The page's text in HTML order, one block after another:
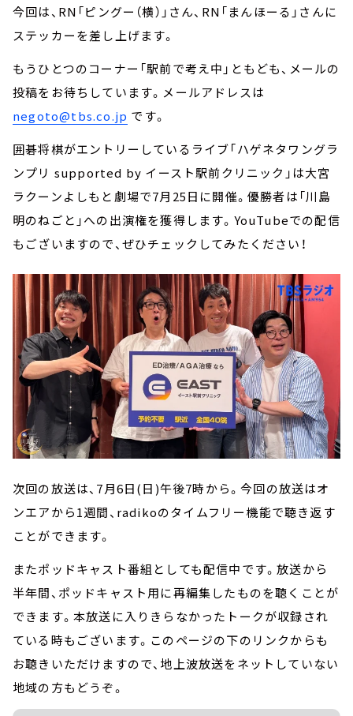
今回は、RN「ピングー（横）」さん、RN「まんほーる」さんに
ステッカーを差し上げます。
もうひとつのコーナー「駅前で考え中」ともども、メールの
投稿をお待ちしています。メールアドレスは
negoto@tbs.co.jp です。
囲碁将棋がエントリーしているライブ「ハゲネタワングラ
ンプリ supported by イースト駅前クリニック」は大宮
ラクーンよしもと劇場で7月25日に開催。優勝者は「川島
明のねごと」への出演権を獲得します。YouTubeでの配信
もございますので、ぜひチェックしてみたください！
次回の放送は、7月6日(日)午後7時から。今回の放送はオ
ンエアから1週間、radikoのタイムフリー機能で聴き返す
ことができます。
またポッドキャスト番組としても配信中です。放送から
半年間、ポッドキャスト用に再編集したものを聴くことが
できます。本放送に入りきらなかったトークが収録され
ている時もございます。このページの下のリンクからも
お聴きいただけますので、地上波放送をネットしていない
地域の方もどうぞ。